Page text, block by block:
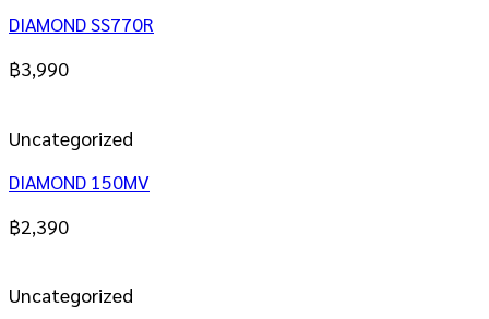
DIAMOND SS770R
฿3,990
Uncategorized
DIAMOND 150MV
฿2,390
Uncategorized